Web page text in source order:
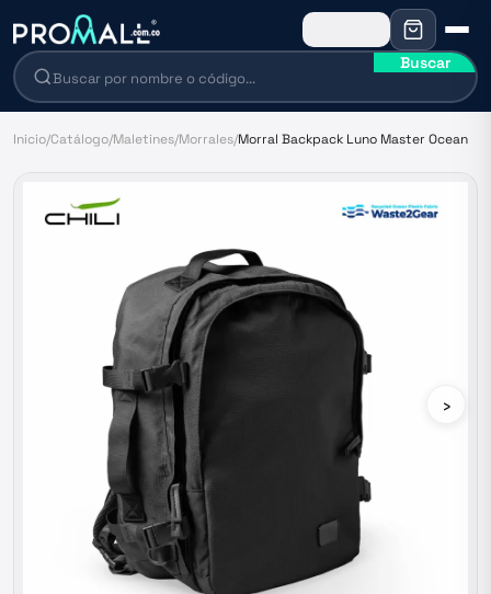
Buscar
Inicio/Catálogo/Maletines/Morrales/Morral Backpack Luno Master Ocean
›